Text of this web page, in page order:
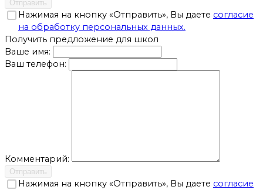
Отправить
Нажимая на кнопку «Отправить», Вы даете согласие
на обработку персональных данных.
Получить предложение для школ
Ваше имя:
Ваш телефон:
Комментарий:
Отправить
Нажимая на кнопку «Отправить», Вы даете согласие